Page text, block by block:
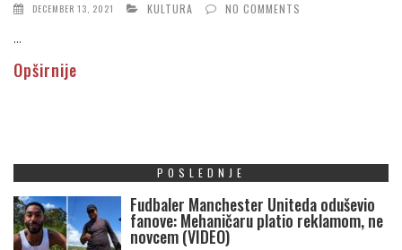
DECEMBER 13, 2021 KULTURA NO COMMENTS
...
Opširnije
POSLEDNJE
Fudbaler Manchester Uniteda oduševio
fanove: Mehaničaru platio reklamom, ne
novcem (VIDEO)